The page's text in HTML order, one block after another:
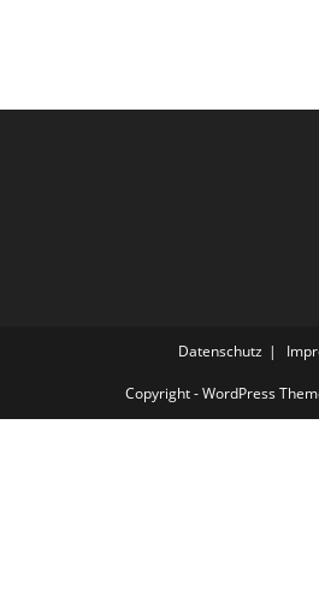
Datenschutz
Copyright - WordPress